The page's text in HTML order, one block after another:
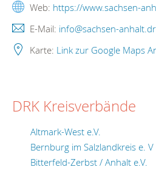
Web: https://www.sachsen-
E-Mail: info@sachsen-
Karte: Link zur Google Maps
DRK Kreisverbände
Altmark-West e.V.
Bernburg im Salzlandkreis e. V
Bitterfeld-Zerbst / Anhalt e.V.